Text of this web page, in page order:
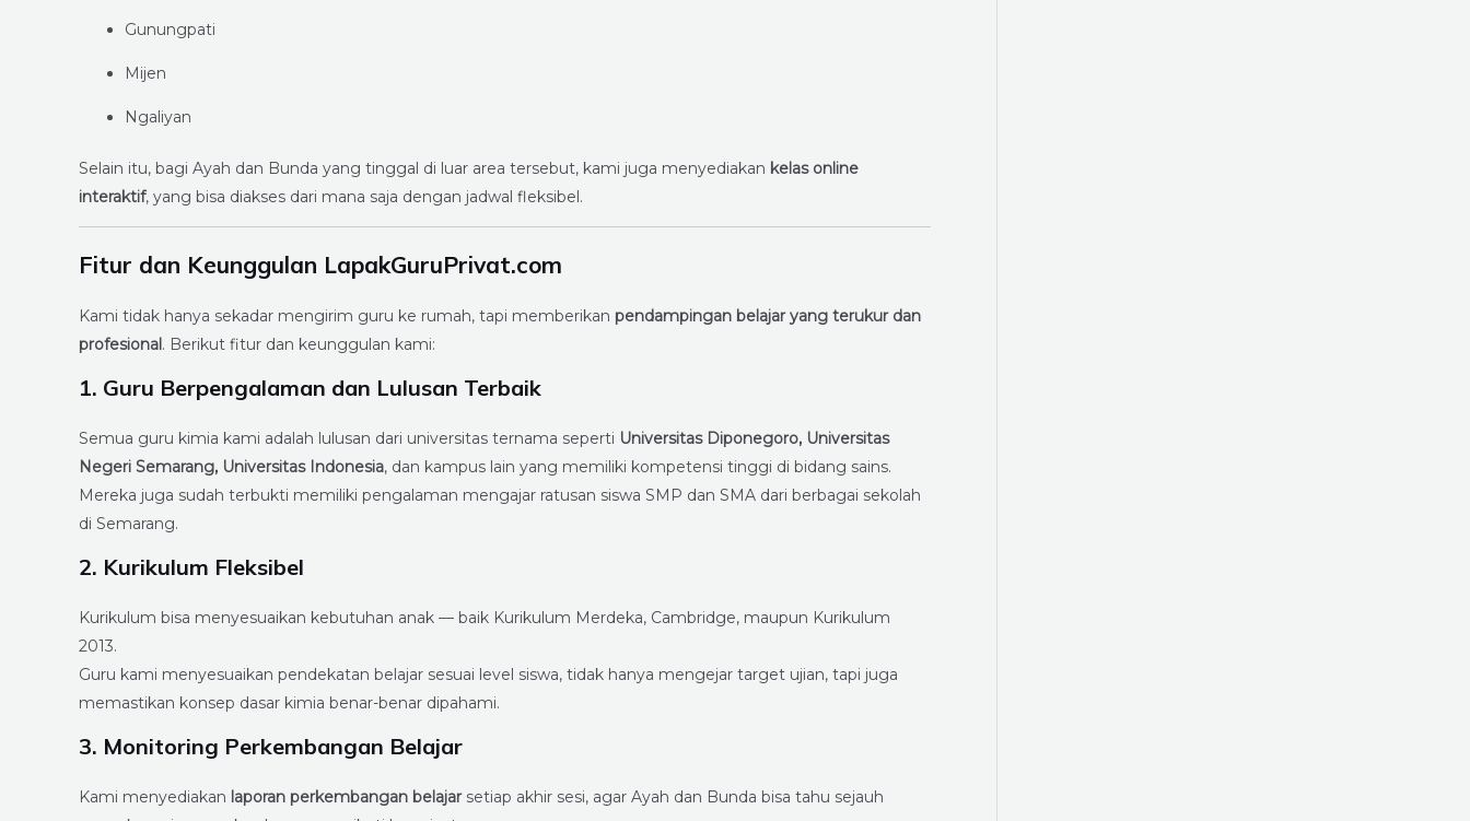
Gunungpati
Mijen
Ngaliyan
Selain itu, bagi Ayah dan Bunda yang tinggal di luar area tersebut, kami juga menyediakan kelas online
interaktif, yang bisa diakses dari mana saja dengan jadwal fleksibel.
Fitur dan Keunggulan LapakGuruPrivat.com
Kami tidak hanya sekadar mengirim guru ke rumah, tapi memberikan pendampingan belajar yang terukur dan
profesional. Berikut fitur dan keunggulan kami:
1. Guru Berpengalaman dan Lulusan Terbaik
Semua guru kimia kami adalah lulusan dari universitas ternama seperti Universitas Diponegoro, Universitas
Negeri Semarang, Universitas Indonesia, dan kampus lain yang memiliki kompetensi tinggi di bidang sains.
Mereka juga sudah terbukti memiliki pengalaman mengajar ratusan siswa SMP dan SMA dari berbagai sekolah
di Semarang.
2. Kurikulum Fleksibel
Kurikulum bisa menyesuaikan kebutuhan anak — baik Kurikulum Merdeka, Cambridge, maupun Kurikulum
2013.
Guru kami menyesuaikan pendekatan belajar sesuai level siswa, tidak hanya mengejar target ujian, tapi juga
memastikan konsep dasar kimia benar-benar dipahami.
3. Monitoring Perkembangan Belajar
Kami menyediakan laporan perkembangan belajarsetiap akhir sesi, agar Ayah dan Bunda bisa tahu sejauh